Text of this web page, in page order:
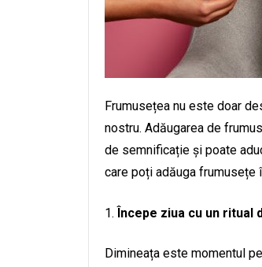
Frumusețea nu este doar
nostru. Adăugarea de
de semnificație și poate
care poți adăuga
Începe ziua cu un ritual
Dimineața este momentul